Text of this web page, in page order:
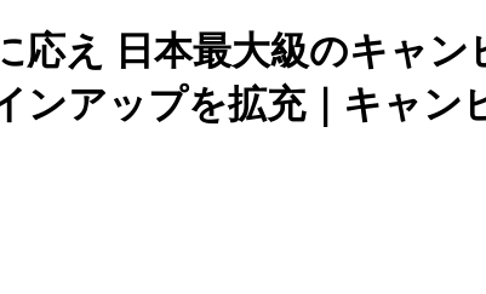
応え 日本最大級のキャ
ンアップを拡充｜キャン